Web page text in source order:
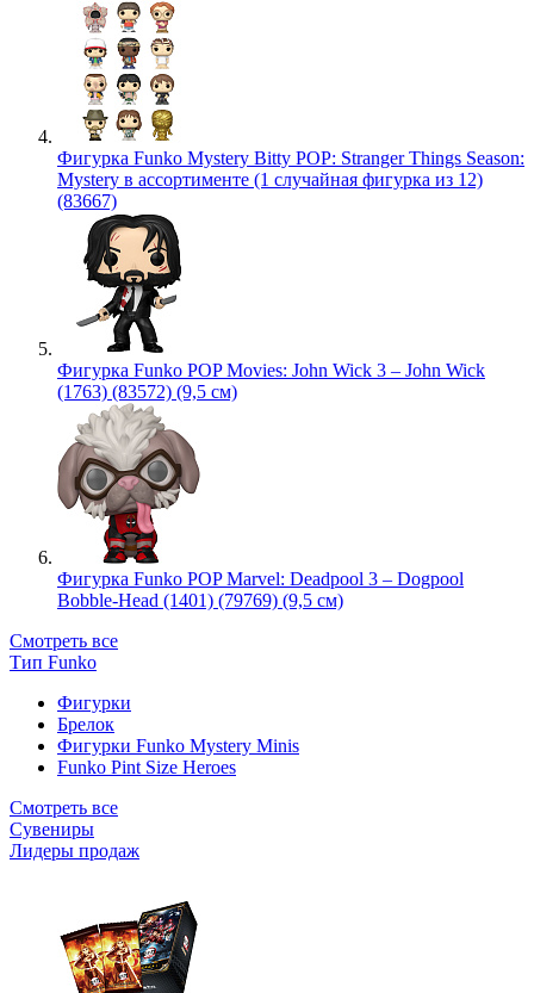
Фигурка Funko Mystery Bitty POP: Stranger Things Season:
Mystery в ассортименте (1 случайная фигурка из 12)
(83667)
Фигурка Funko POP Movies: John Wick 3 – John Wick
(1763) (83572) (9,5 см)
Фигурка Funko POP Marvel: Deadpool 3 – Dogpool
Bobble-Head (1401) (79769) (9,5 см)
Смотреть все
Тип Funko
Фигурки
Брелок
Фигурки Funko Mystery Minis
Funko Pint Size Heroes
Смотреть все
Сувениры
Лидеры продаж